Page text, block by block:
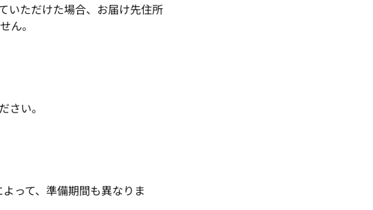
いただけた場合、お届け先住所
ん。
さい。
って、準備期間も異なりま